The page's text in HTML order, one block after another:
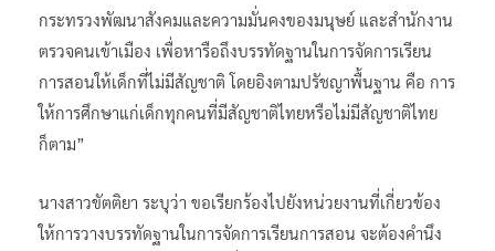
กระทรวงพัฒนาสังคมและความมั่นคงของมนุษย์ และสำนักงาน
ตรวจคนเข้าเมือง เพื่อหารือถึงบรรทัดฐานในการจัดการเรียน
การสอนให้เด็กที่ไม่มีสัญชาติ โดยอิงตามปรัชญาพื้นฐาน คือ การ
ให้การศึกษาแก่เด็กทุกคนที่มีสัญชาติไทยหรือไม่มีสัญชาติไทย
ก็ตาม”
นางสาวขัตติยา ระบุว่า ขอเรียกร้องไปยังหน่วยงานที่เกี่ยวข้อง
ให้การวางบรรทัดฐานในการจัดการเรียนการสอน จะต้องคำนึง